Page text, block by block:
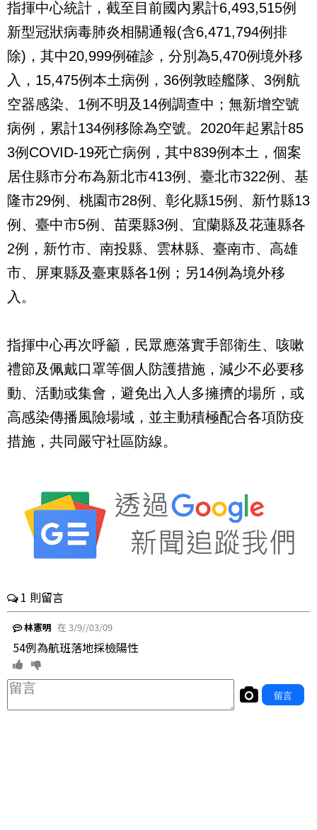
指揮中心統計，截至目前國內累計6,493,515例
新型冠狀病毒肺炎相關通報(含6,471,794例排
除)，其中20,999例確診，分別為5,470例境外移
入，15,475例本土病例，36例敦睦艦隊、3例航
空器感染、1例不明及14例調查中；無新增空號
病例，累計134例移除為空號。2020年起累計85
3例COVID-19死亡病例，其中839例本土，個案
居住縣市分布為新北市413例、臺北市322例、基
隆市29例、桃園市28例、彰化縣15例、新竹縣13
例、臺中市5例、苗栗縣3例、宜蘭縣及花蓮縣各
2例，新竹市、南投縣、雲林縣、臺南市、高雄
市、屏東縣及臺東縣各1例；另14例為境外移
入。
指揮中心再次呼籲，民眾應落實手部衛生、咳嗽
禮節及佩戴口罩等個人防護措施，減少不必要移
動、活動或集會，避免出入人多擁擠的場所，或
高感染傳播風險場域，並主動積極配合各項防疫
措施，共同嚴守社區防線。